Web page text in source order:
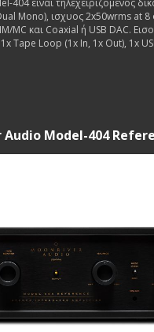
Mono), ισχυος 2x50wrms at 8
MC και Coaxial ή USB DAC.
Tape Loop (1x In, 1x Out), 1x
2x pairs Pre Out, 1x pair
Audio Model-404